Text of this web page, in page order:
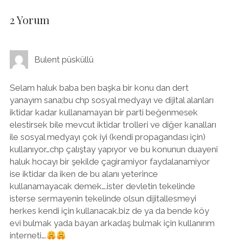
2 Yorum
Bulent püsküllü
Selam haluk baba ben başka bir konu dan dert
yanayım sana;bu chp sosyal medyayı ve dijital alanları
iktidar kadar kullanamayan bir parti beğenmesek
elestirsek bile mevcut iktidar trolleri ve diğer kanalları
ile sosyal medyayı çok iyi (kendi propagandası için)
kullanıyor…chp çalıştay yapıyor ve bu konunun duayeni
haluk hocayı bir şekilde çagiramiyor faydalanamiyor
ise iktidar da iken de bu alanı yeterince
kullanamayacak demek….ister devletin tekelinde
isterse sermayenin tekelinde olsun dijitallesmeyi
herkes kendi için kullanacak.biz de ya da bende köy
evi bulmak yada bayan arkadaş bulmak için kullanırım
interneti….